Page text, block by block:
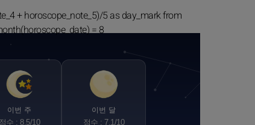
+ horoscope_note_5)/5 as day_mark from
= 8
이번 주
점수 : 8.5/10
이번 달
점수 : 7.1/10